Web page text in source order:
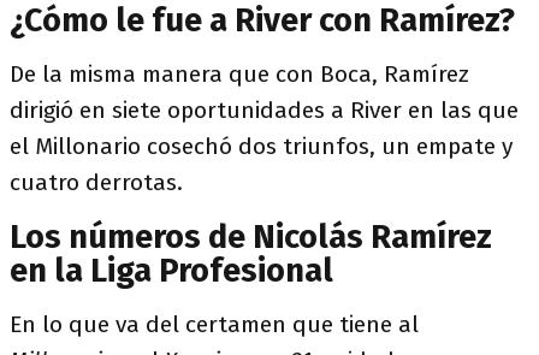
¿Cómo le fue a River con Ramírez?
De la misma manera que con Boca, Ramírez
dirigió en siete oportunidades a River en las que
el Millonario cosechó dos triunfos, un empate y
cuatro derrotas.
Los números de Nicolás Ramírez
en la Liga Profesional
En lo que va del certamen que tiene al